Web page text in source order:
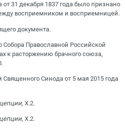
31 декaбря 1837 года было признано
восприемником и восприемницей.
документа.
Православной Российской
к расторжению брачного союза,
Синода от 5 мая 2015 года
, Х.2.
, Х.2.